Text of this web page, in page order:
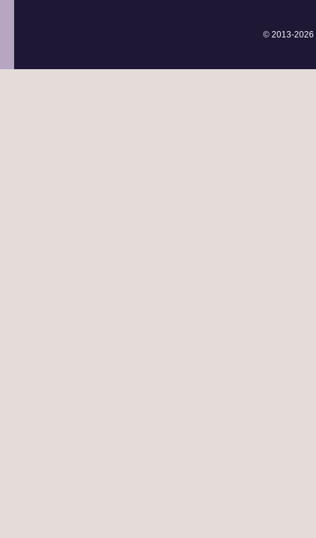
© 2013-2026